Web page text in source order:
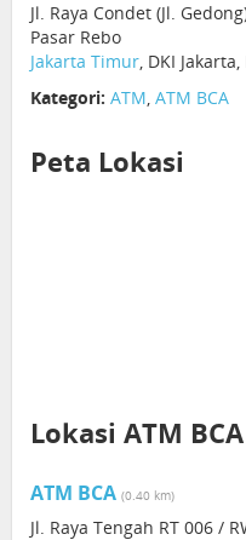
Jl. Raya Condet (Jl.
Pasar Rebo
Jakarta Timur, DKI
Kategori: ATM, ATM BCA
Peta Lokasi
Lokasi ATM
ATM BCA (0.40 km)
Jl. Raya Tengah RT 006 /